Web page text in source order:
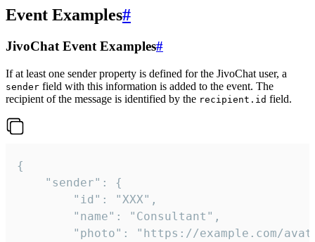
Event Examples#
JivoChat Event Examples#
If at least one sender property is defined for the JivoChat user, a
sender field with this information is added to the event. The
recipient of the message is identified by the recipient.id field.
{